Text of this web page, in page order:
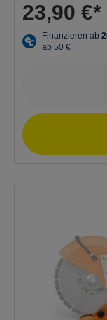
23,90 €*